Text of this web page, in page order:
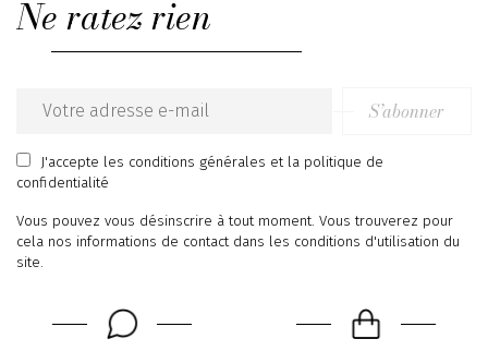
Ne ratez rien
Email
address
S’abonner
J'accepte les conditions générales et la politique de
confidentialité
Vous pouvez vous désinscrire à tout moment. Vous trouverez pour
cela nos informations de contact dans les conditions d'utilisation du
site.